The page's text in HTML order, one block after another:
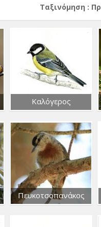
Тαξινόμηση :
Καλόγερος
Πευκοτσοπανάκος